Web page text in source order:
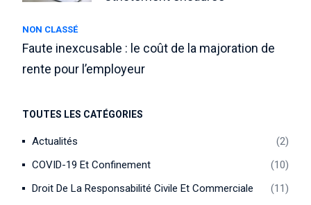
NON CLASSÉ
Faute inexcusable : le coût de la majoration de
rente pour l’employeur
TOUTES LES CATÉGORIES
Actualités
2
COVID-19 Et Confinement
10
Droit De La Responsabilité Civile Et Commerciale
11